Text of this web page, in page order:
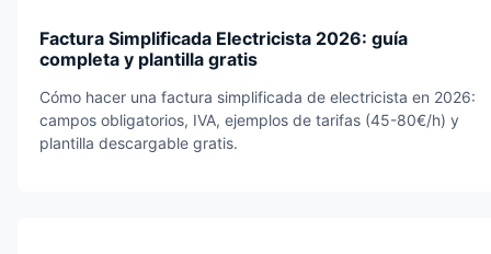
Factura Simplificada Electricista 2026: guía
completa y plantilla gratis
Cómo hacer una factura simplificada de electricista en 2026:
campos obligatorios, IVA, ejemplos de tarifas (45-80€/h) y
plantilla descargable gratis.